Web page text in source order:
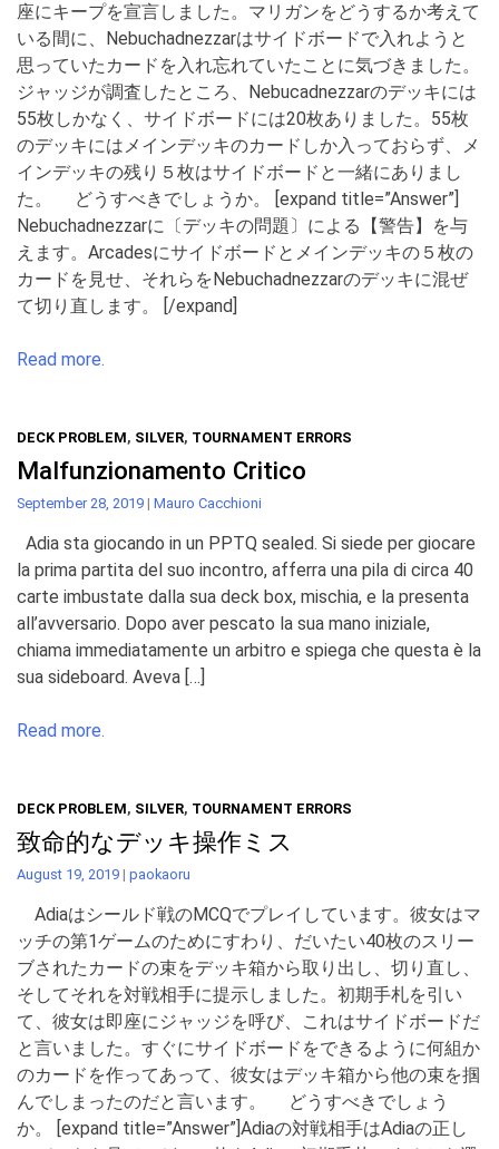
座にキープを宣言しました。マリガンをどうするか考えて
いる間に、Nebuchadnezzarはサイドボードで入れようと
思っていたカードを入れ忘れていたことに気づきました。
ジャッジが調査したところ、Nebucadnezzarのデッキには
55枚しかなく、サイドボードには20枚ありました。55枚
のデッキにはメインデッキのカードしか入っておらず、メ
インデッキの残り５枚はサイドボードと一緒にありまし
た。 どうすべきでしょうか。 [expand title=”Answer”]
Nebuchadnezzarに〔デッキの問題〕による【警告】を与
えます。Arcadesにサイドボードとメインデッキの５枚の
カードを見せ、それらをNebuchadnezzarのデッキに混ぜ
て切り直します。 [/expand]
Read more.
DECK PROBLEM, SILVER, TOURNAMENT ERRORS
Malfunzionamento Critico
September 28, 2019 | Mauro Cacchioni
Adia sta giocando in un PPTQ sealed. Si siede per giocare
la prima partita del suo incontro, afferra una pila di circa 40
carte imbustate dalla sua deck box, mischia, e la presenta
all’avversario. Dopo aver pescato la sua mano iniziale,
chiama immediatamente un arbitro e spiega che questa è la
sua sideboard. Aveva […]
Read more.
DECK PROBLEM, SILVER, TOURNAMENT ERRORS
致命的なデッキ操作ミス
August 19, 2019 | paokaoru
Adiaはシールド戦のMCQでプレイしています。彼女はマ
ッチの第1ゲームのためにすわり、だいたい40枚のスリー
ブされたカードの束をデッキ箱から取り出し、切り直し、
そしてそれを対戦相手に提示しました。初期手札を引い
て、彼女は即座にジャッジを呼び、これはサイドボードだ
と言いました。すぐにサイドボードをできるように何組か
のカードを作ってあって、彼女はデッキ箱から他の束を掴
んでしまったのだと言います。 どうすべきでしょう
か。 [expand title=”Answer”]Adiaの対戦相手はAdiaの正し